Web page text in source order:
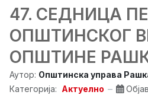
47. СЕДНИЦA
ОПШТИНСКОГ
ОПШТИНЕ
Аутор: Општинска управа
Категорија: Актуелно